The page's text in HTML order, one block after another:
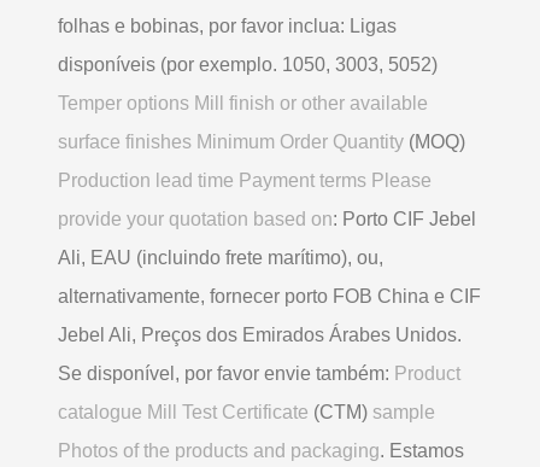
folhas e bobinas, por favor inclua: Ligas
disponíveis (por exemplo. 1050, 3003, 5052)
Temper options Mill finish or other available
surface finishes Minimum Order Quantity (MOQ)
Production lead time Payment terms Please
provide your quotation based on: Porto CIF Jebel
Ali, EAU (incluindo frete marítimo), ou,
alternativamente, fornecer porto FOB China e CIF
Jebel Ali, Preços dos Emirados Árabes Unidos.
Se disponível, por favor envie também: Product
catalogue Mill Test Certificate (CTM) sample
Photos of the products and packaging. Estamos